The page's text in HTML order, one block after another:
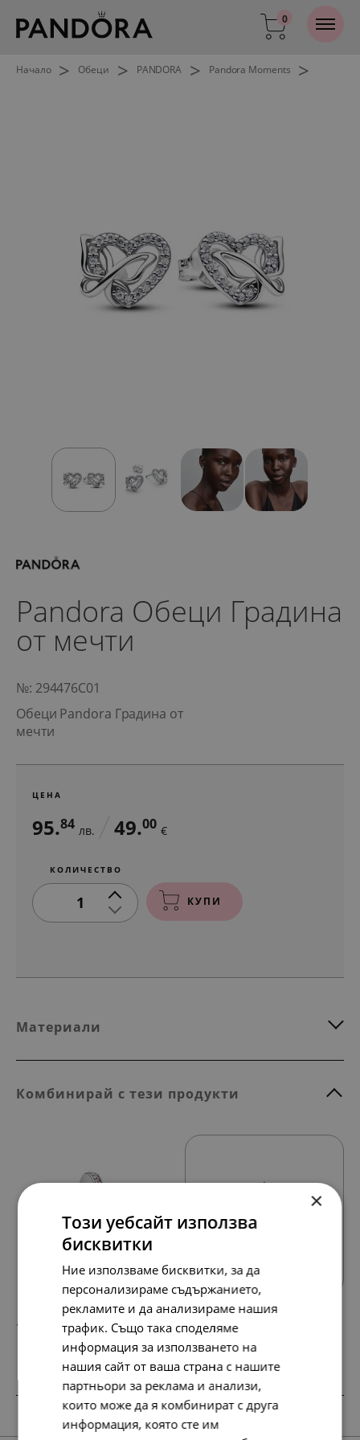
0
Начало > Обеци > PANDORA > Pandora Moments >
Pandora Обеци Градина
от мечти
№: 294476C01
Обеци Pandora Градина от
мечти
ЦЕНА
95.84 лв. 49.00 €
КОЛИЧЕСТВО
1 КУПИ
Материали
Комбинирай с тези продукти
127. лв. 65.00 €
SALE
SALE
×
Този уебсайт използва
бисквитки
Ние използваме бисквитки, за да
персонализираме съдържанието,
рекламите и да анализираме нашия
трафик. Също така споделяме
информация за използването на
нашия сайт от ваша страна с нашите
партньори за реклама и анализи,
които може да я комбинират с друга
информация, която сте им